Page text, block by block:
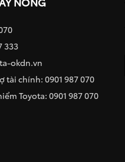
333
okdn.vn
tài chính: 0901 987 070
Toyota: 0901 987 070